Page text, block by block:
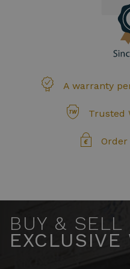
A warranty
Trusted
Order
BUY & SELL
EXCLUSIVE